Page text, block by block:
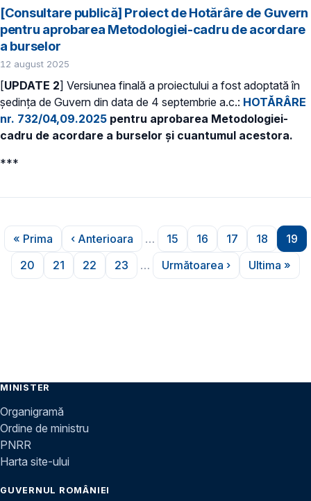
[Consultare publică] Proiect de Hotărâre de Guvern
pentru aprobarea Metodologiei-cadru de acordare
a burselor
12 august 2025
[UPDATE 2] Versiunea finală a proiectului a fost adoptată în
ședința de Guvern din data de 4 septembrie a.c.: HOTĂRÂRE
nr. 732/04,09.2025 pentru aprobarea Metodologiei-
cadru de acordare a burselor și cuantumul acestora.
***
Paginare
Prima pagină
« Prima
Pagina anterioară
‹ Anterioara …
Pagina
15
Pagina
16
Pagina
17
Pagina
18 19
Pagina
20
Pagina
21
Pagina
22
Pagina
23 …
Pagina următoare
Următoarea ›
Ultima
Ultima »
MINISTER
Organigramă
Ordine de ministru
PNRR
Harta site-ului
GUVERNUL ROMÂNIEI